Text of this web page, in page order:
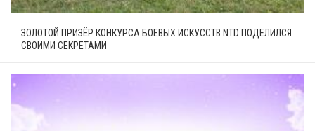
ЗОЛОТОЙ ПРИЗЁР КОНКУРСА БОЕВЫХ ИСКУССТВ NTD ПОДЕЛИЛСЯ
СВОИМИ СЕКРЕТАМИ